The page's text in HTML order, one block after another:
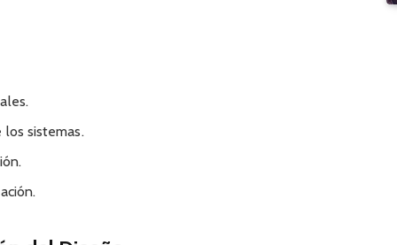
los sistemas.